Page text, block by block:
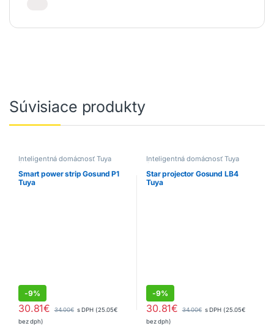
Súvisiace produkty
Inteligentná domácnosť Tuya
Smart
Smart power strip Gosund P1
Tuya
-9%
30.81€ 34.00€ s DPH (25.05€
bez dph)
Inteligentná domácnosť Tuya
Smart
Star projector Gosund LB4
Tuya
-9%
30.81€ 34.00€ s DPH (25.05€
bez dph)